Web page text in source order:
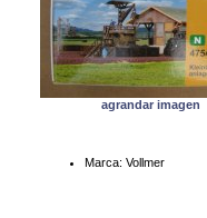
agrandar imagen
Marca: Vollmer